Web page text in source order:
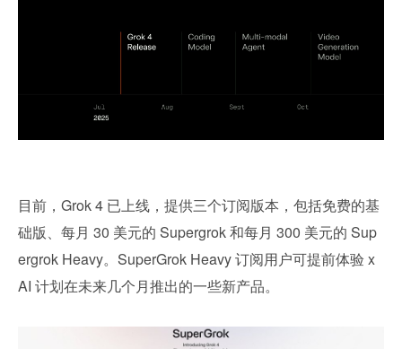
目前，Grok 4 已上线，提供三个订阅版本，包括免费的基
础版、每月 30 美元的 Supergrok 和每月 300 美元的 Sup
ergrok Heavy。SuperGrok Heavy 订阅用户可提前体验 x
AI 计划在未来几个月推出的一些新产品。